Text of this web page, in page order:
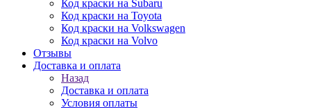
Код краски на Subaru
Код краски на Toyota
Код краски на Volkswagen
Код краски на Volvo
Отзывы
Доставка и оплата
Назад
Доставка и оплата
Условия оплаты